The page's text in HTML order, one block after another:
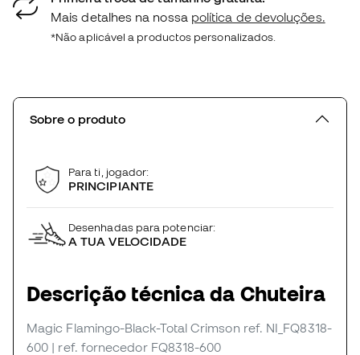
Mais detalhes na nossa política de devoluções.
*Não aplicável a productos personalizados.
Sobre o produto
Para ti, jogador:
PRINCIPIANTE
Desenhadas para potenciar:
A TUA VELOCIDADE
Descrição técnica da Chuteira
Magic Flamingo-Black-Total Crimson ref. NI_FQ8318-
600 | ref. fornecedor FQ8318-600